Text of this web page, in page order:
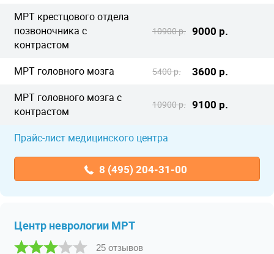
МРТ крестцового отдела
позвоночника с
контрастом
10900 р. 9000 р.
МРТ головного мозга 5400 р. 3600 р.
МРТ головного мозга с
контрастом
10900 р. 9100 р.
Прайс-лист медицинского центра
8 (495) 204-31-00
Центр неврологии МРТ
25 отзывов